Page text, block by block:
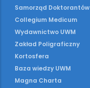
Samorząd Doktorantów
Collegium Medicum
Wydawnictwo UWM
Zakład Poligraficzny
Kortosfera
Baza wiedzy UWM
Magna Charta